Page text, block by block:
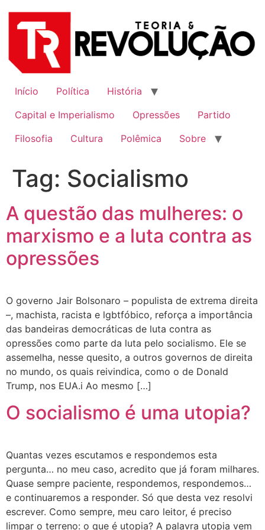
para
Início Política
História
Capital e Imperialismo
Opressões
Partido
Filosofia
Cultura Polêmica Sobre
Tag: Socialismo
A questão das mulheres: o
marxismo e a luta contra as
opressões
O governo Jair Bolsonaro – populista de extrema direita
–, machista, racista e lgbtfóbico, reforça a importância
das bandeiras democráticas de luta contra as
opressões como parte da luta pelo socialismo. Ele se
assemelha, nesse quesito, a outros governos de direita
no mundo, os quais reivindica, como o de Donald
Trump, nos EUA.i Ao mesmo […]
O socialismo é uma utopia?
Quantas vezes escutamos e respondemos esta
pergunta… no meu caso, acredito que já foram milhares.
Quase sempre paciente, respondemos, respondemos…
e continuaremos a responder. Só que desta vez resolvi
escrever. Como sempre, meu caro leitor, é preciso
limpar o terreno: o que é utopia? A palavra utopia vem